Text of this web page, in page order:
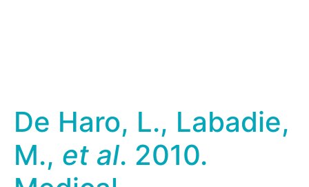
De Haro, L., Labadie,
M., et al. 2010.